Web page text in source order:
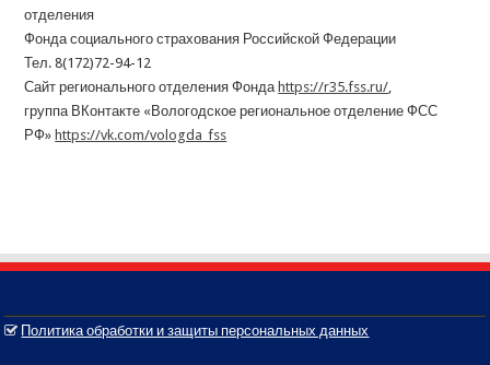
отделения
Фонда социального страхования Российской Федерации
Тел. 8(172)72-94-12
Сайт регионального отделения Фонда https://r35.fss.ru/,
группа ВКонтакте «Вологодское региональное отделение ФСС
РФ» https://vk.com/vologda_fss
Политика обработки и защиты персональных данных